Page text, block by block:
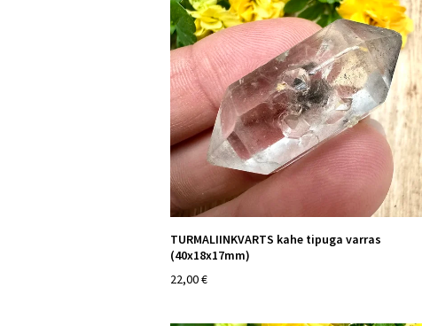
TURMALIINKVARTS kahe tipuga varras
(40x18x17mm)
22,00 €